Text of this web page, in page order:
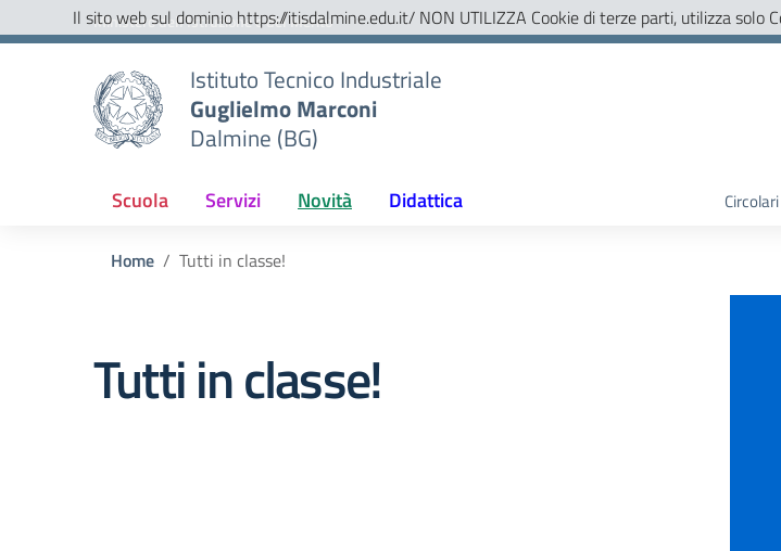
Vai ai contenuti
Vai al menu di navigazione
Vai al footer Ministero dell'Istruzione e del Merito
Istituto Tecnico Industriale
Guglielmo Marconi
Dalmine (BG)
Scuola Servizi Novità Didattica Circolari
Home Tutti in classe!
Tutti in classe!
Il sito web sul dominio https://itisdalmine.edu.it/ NON UTILIZZA Cookie di terze parti, utilizza solo